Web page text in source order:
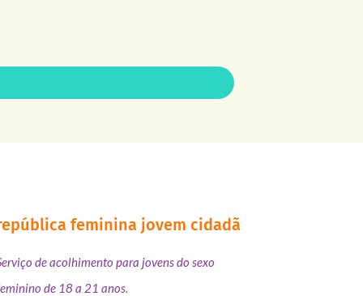
feminina jovem cidadã
de acolhimento para jovens do sexo
de 18 a 21 anos.